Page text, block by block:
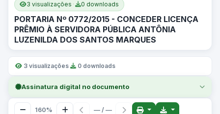
3 visualizações · 0 downloads
PORTARIA Nº 0772/2015 - CONCEDER LICENÇA
PRÊMIO À SERVIDORA PÚBLICA ANTÔNIA
LUZENILDA DOS SANTOS MARQUES
3 visualizações 0 downloads
Assinatura digital no documento
160% — / —